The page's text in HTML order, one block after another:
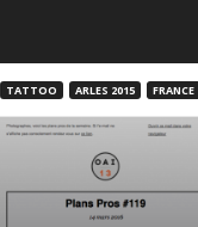
TATTOO ARLES 2015 FRANCE